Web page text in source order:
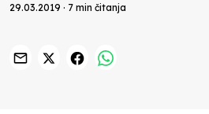
29.03.2019 · 7 min čitanja